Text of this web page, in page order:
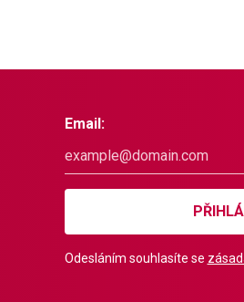
Email:
Odesláním souhlasíte se